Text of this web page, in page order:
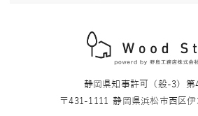
静岡県知事許可（般-3）第
〒431-1111 静岡県浜松市西区